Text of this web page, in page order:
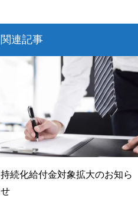
関連記事
持続化給付金対象拡大のお知ら
せ